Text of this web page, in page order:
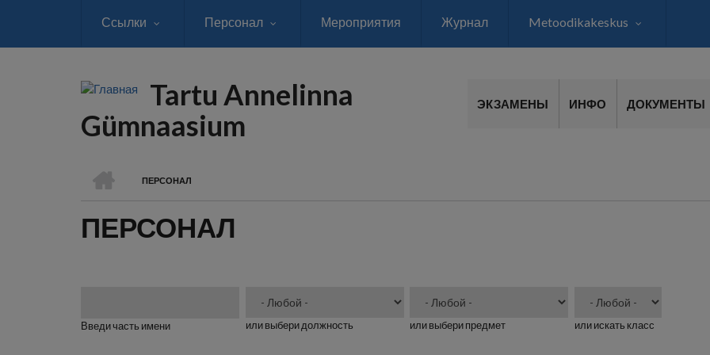
Ссылки Персонал Мероприятия Журнал Metoodikakeskus
Tartu Annelinna
Gümnaasium
ЭКЗАМЕНЫ ИНФО ДОКУМЕНТЫ
СТРОКА
НАВИГАЦИИ
ПЕРСОНАЛ
ПЕРСОНАЛ
Введи часть имени или выбери должность или выбери предмет или искать класс